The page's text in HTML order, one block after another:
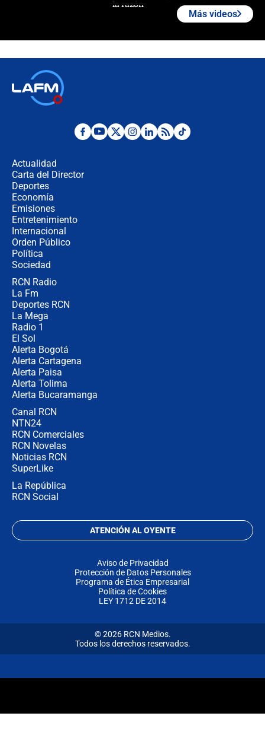
la razón
revela cómo venció a la “casta
Las razones para escoger al nuevo
Más videos
Actualidad
Carta del Director
Deportes
Economía
Emisiones
Entretenimiento
Internacional
Orden Público
Política
Sociedad
RCN Radio
La Fm
Deportes RCN
La Mega
Radio 1
El Sol
Alerta Bogotá
Alerta Cartagena
Alerta Paisa
Alerta Tolima
Alerta Bucaramanga
Canal RCN
NTN24
RCN Comerciales
RCN Novelas
Noticias RCN
SuperLike
La República
RCN Social
ATENCIÓN AL OYENTE
Aviso de Privacidad
Protección de Datos Personales
Programa de Ética Empresarial
Política de Cookies
LEY 1712 DE 2014
© 2026 RCN Medios.
Todos los derechos reservados.